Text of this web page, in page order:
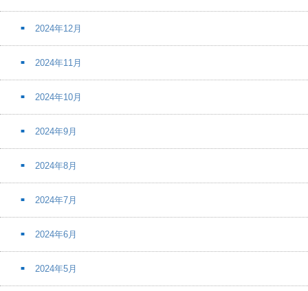
2024年12月
2024年11月
2024年10月
2024年9月
2024年8月
2024年7月
2024年6月
2024年5月